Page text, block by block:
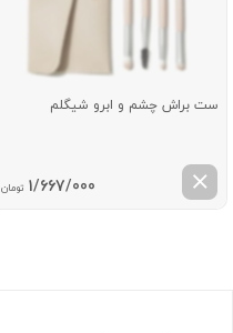
ست براش چشم و ابرو شیگلم
1/667/000 تومان